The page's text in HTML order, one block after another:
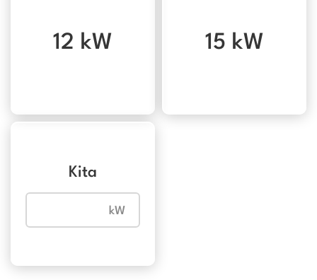
12 kW 15 kW
Kita